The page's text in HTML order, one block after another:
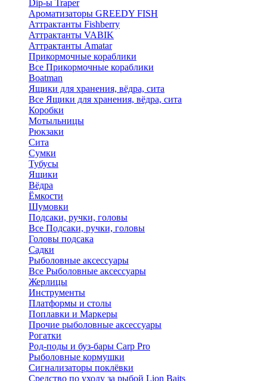
Dip-ы Traper
Ароматизаторы GREEDY FISH
Аттрактанты Fishberry
Аттрактанты VABIK
Аттрактанты Amatar
Прикормочные кораблики
Все Прикормочные кораблики
Boatman
Ящики для хранения, вёдра, сита
Все Ящики для хранения, вёдра, сита
Коробки
Мотыльницы
Рюкзаки
Сита
Сумки
Тубусы
Ящики
Вёдра
Ёмкости
Шумовки
Подсаки, ручки, головы
Все Подсаки, ручки, головы
Головы подсака
Садки
Рыболовные аксессуары
Все Рыболовные аксессуары
Жерлицы
Инструменты
Платформы и столы
Поплавки и Маркеры
Прочие рыболовные аксессуары
Рогатки
Род-поды и буз-бары Carp Pro
Рыболовные кормушки
Сигнализаторы поклёвки
Средство по уходу за рыбой Lion Baits